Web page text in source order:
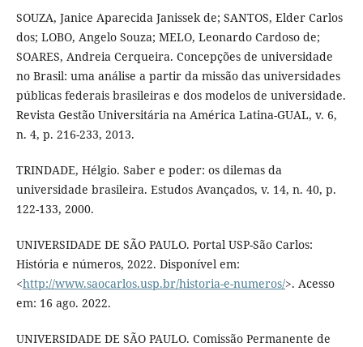
SOUZA, Janice Aparecida Janissek de; SANTOS, Elder Carlos
dos; LOBO, Angelo Souza; MELO, Leonardo Cardoso de;
SOARES, Andreia Cerqueira. Concepções de universidade
no Brasil: uma análise a partir da missão das universidades
públicas federais brasileiras e dos modelos de universidade.
Revista Gestão Universitária na América Latina-GUAL, v. 6,
n. 4, p. 216-233, 2013.
TRINDADE, Hélgio. Saber e poder: os dilemas da
universidade brasileira. Estudos Avançados, v. 14, n. 40, p.
122-133, 2000.
UNIVERSIDADE DE SÃO PAULO. Portal USP-São Carlos:
História e números, 2022. Disponível em:
<http://www.saocarlos.usp.br/historia-e-numeros/>. Acesso
em: 16 ago. 2022.
UNIVERSIDADE DE SÃO PAULO. Comissão Permanente de